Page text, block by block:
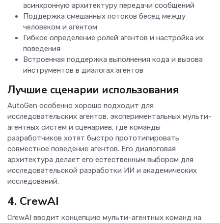
асинхронную архитектуру передачи сообщений
Поддержка смешанных потоков бесед между
человеком и агентом
Гибкое определение ролей агентов и настройка их
поведения
Встроенная поддержка выполнения кода и вызова
инструментов в диалогах агентов
Лучшие сценарии использования
AutoGen особенно хорошо подходит для
исследовательских агентов, экспериментальных мульти-
агентных систем и сценариев, где команды
разработчиков хотят быстро прототипировать
совместное поведение агентов. Его диалоговая
архитектура делает его естественным выбором для
исследовательской разработки ИИ и академических
исследований.
4. CrewAI
CrewAI вводит концепцию мульти-агентных команд на